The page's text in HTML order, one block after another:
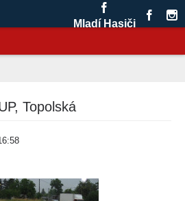
Mladí Hasiči
Topolská